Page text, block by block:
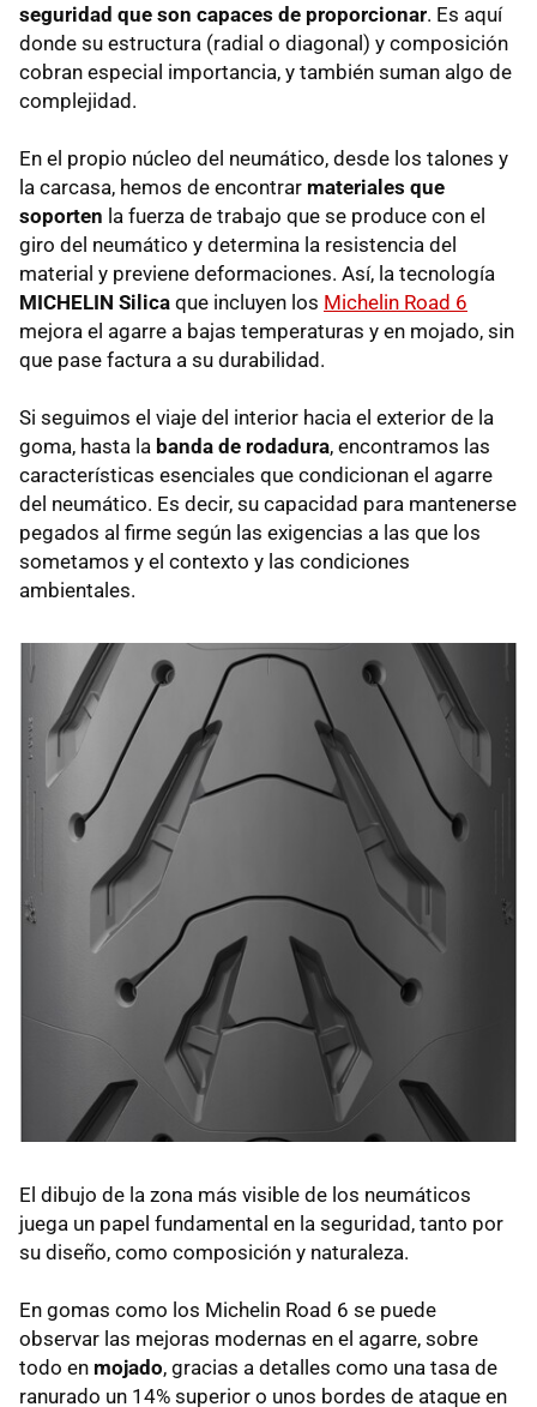
seguridad que son capaces de proporcionar. Es aquí
donde su estructura (radial o diagonal) y composición
cobran especial importancia, y también suman algo de
complejidad.
En el propio núcleo del neumático, desde los talones y
la carcasa, hemos de encontrar materiales que
soporten la fuerza de trabajo que se produce con el
giro del neumático y determina la resistencia del
material y previene deformaciones. Así, la tecnología
MICHELIN Silica que incluyen los Michelin Road 6
mejora el agarre a bajas temperaturas y en mojado, sin
que pase factura a su durabilidad.
Si seguimos el viaje del interior hacia el exterior de la
goma, hasta la banda de rodadura, encontramos las
características esenciales que condicionan el agarre
del neumático. Es decir, su capacidad para mantenerse
pegados al firme según las exigencias a las que los
sometamos y el contexto y las condiciones
ambientales.
El dibujo de la zona más visible de los neumáticos
juega un papel fundamental en la seguridad, tanto por
su diseño, como composición y naturaleza.
En gomas como los Michelin Road 6 se puede
observar las mejoras modernas en el agarre, sobre
todo en mojado, gracias a detalles como una tasa de
ranurado un 14% superior o unos bordes de ataque en